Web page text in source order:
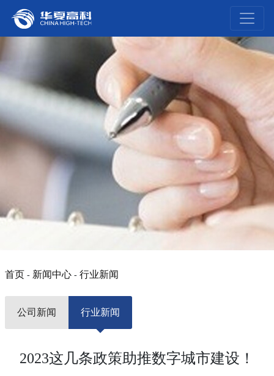
首页 - 新闻中心 - 行业新闻
公司新闻 行业新闻
2023这几条政策助推数字城市建设！